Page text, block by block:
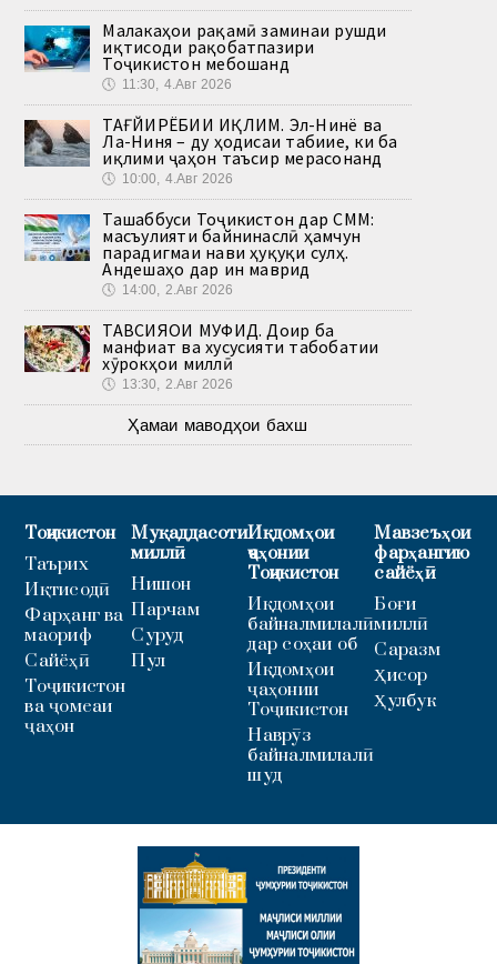
Малакаҳои рақамӣ заминаи рушди
иқтисоди рақобатпазири
Тоҷикистон мебошанд
🕔 11:30, 4.Авг 2026
ТАҒЙИРЁБИИ ИҚЛИМ. Эл-Нинё ва
Ла-Ниня – ду ҳодисаи табиие, ки ба
иқлими ҷаҳон таъсир мерасонанд
🕔 10:00, 4.Авг 2026
Ташаббуси Тоҷикистон дар СММ:
масъулияти байнинаслӣ ҳамчун
парадигмаи нави ҳуқуқи сулҳ.
Андешаҳо дар ин маврид
🕔 14:00, 2.Авг 2026
ТАВСИЯҲОИ МУФИД. Доир ба
манфиат ва хусусияти табобатии
хӯрокҳои миллӣ
🕔 13:30, 2.Авг 2026
Ҳамаи маводҳои бахш
Тоҷикистон
Таърих
Иқтисодӣ
Фарҳанг ва
маориф
Сайёҳӣ
Тоҷикистон
ва ҷомеаи
ҷаҳон
Муқаддасоти
миллӣ
Нишон
Парчам
Суруд
Пул
Иқдомҳои
ҷаҳонии
Тоҷикистон
Иқдомҳои
байналмилалӣ
дар соҳаи об
Иқдомҳои
ҷаҳонии
Тоҷикистон
Наврӯз
байналмилалӣ
шуд
Мавзеъҳои
фарҳангию
сайёҳӣ
Боғи
миллӣ
Саразм
Ҳисор
Ҳулбук